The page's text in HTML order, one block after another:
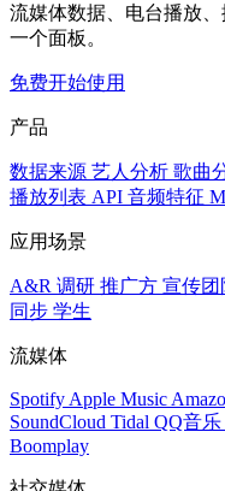
流媒体数据、电台播放
一个面板。
免费开始使用
产品
数据来源 艺人分析 歌曲
播放列表 API 音频特征
应用场景
A&R 调研 推广方 宣传团
同步 学生
流媒体
Spotify Apple Music
SoundCloud Tidal QQ音乐
Boomplay